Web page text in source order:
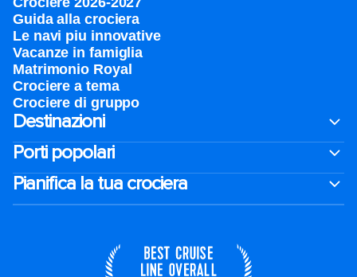
Guida alla crociera
Le navi piu innovative
Vacanze in famiglia
Matrimonio Royal
Crociere a tema
Crociere di gruppo
Destinazioni
Porti popolari
Pianifica la tua crociera